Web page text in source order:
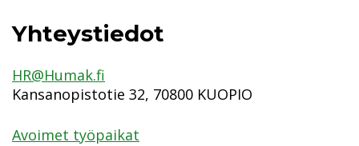
Yhteystiedot
HR@Humak.fi
Kansanopistotie 32, 70800 KUOPIO
Avoimet työpaikat